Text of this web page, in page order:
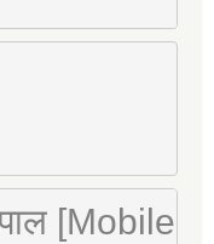
[Mobile